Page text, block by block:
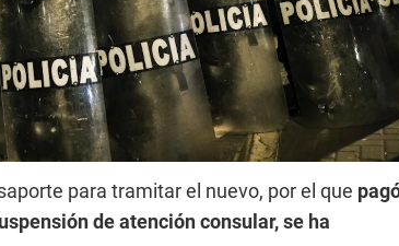
para tramitar el nuevo, por el que
de atención consular, se ha